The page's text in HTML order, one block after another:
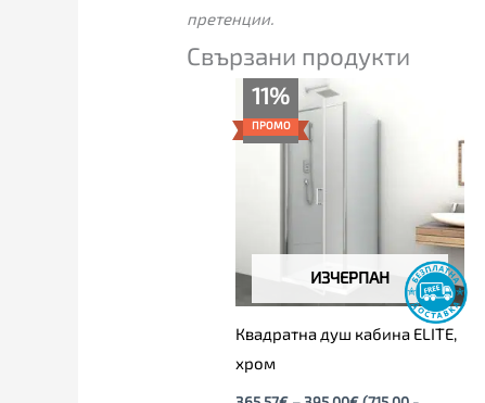
претенции.
Свързани продукти
11%
ПРОМО
ИЗЧЕРПАН
Квадратна душ кабина ELITE,
хром
365.57€